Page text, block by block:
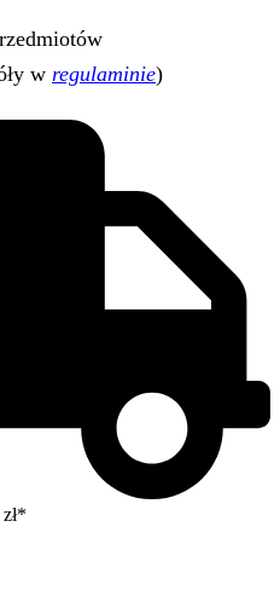
w regulaminie)